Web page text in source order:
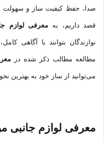
صدا، حفظ کیفیت ساز و سهولت
قصد داریم، به معرفی لوازم
نوازندگان بتوانند با آگاهی
مطالعه مطالب ذکر شده در
می‌توانید از ساز خود به بهترین
معرفی لوازم جانبی